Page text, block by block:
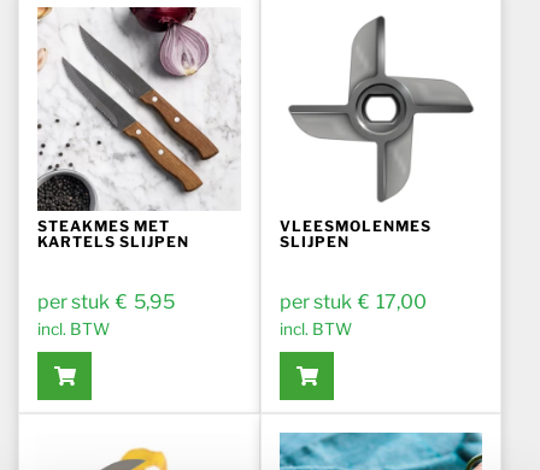
STEAKMES MET
KARTELS SLIJPEN
€ 5,95
incl. BTW
VLEESMOLENMES
SLIJPEN
€ 17,00
incl. BTW